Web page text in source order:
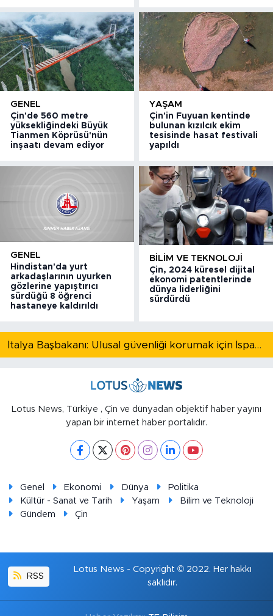
GENEL
Çin'de 560 metre
yüksekliğindeki Büyük
Tianmen Köprüsü'nün
inşaatı devam ediyor
YAŞAM
Çin'in Fuyuan kentinde
bulunan kızılcık ekim
tesisinde hasat festivali
yapıldı
GENEL
Hindistan'da yurt
arkadaşlarının uyurken
gözlerine yapıştırıcı
sürdüğü 8 öğrenci
hastaneye kaldırıldı
BILIM VE TEKNOLOJI
Çin, 2024 küresel dijital
ekonomi patentlerinde
dünya liderliğini
sürdürdü
İtalya Başbakanı: Ulusal güvenliği korumak için İspanya ile Schengen kapsamındaki serbest dolaşımı askıya alıyoruz
Lotus News, Türkiye , Çin ve dünyadan objektif haber yayını
yapan bir internet haber portalıdır.
Genel Ekonomi Dünya
Politika
Kültür - Sanat ve Tarih
Yaşam
Bilim ve Teknoloji
Gündem
Çin
RSS
Lotus News - Copyright © 2022. Her hakkı
saklıdır.